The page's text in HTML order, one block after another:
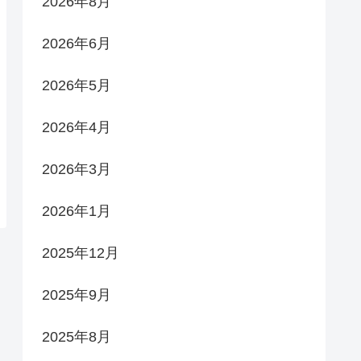
2026年6月
2026年5月
2026年4月
2026年3月
2026年1月
2025年12月
2025年9月
2025年8月